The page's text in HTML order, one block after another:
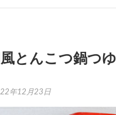
とんこつ鍋つ
年12月23日